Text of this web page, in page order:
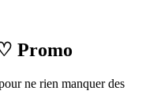
Promo
ne rien manquer des